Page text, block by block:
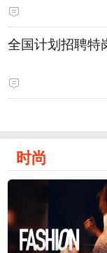
全国计划招聘特
时尚